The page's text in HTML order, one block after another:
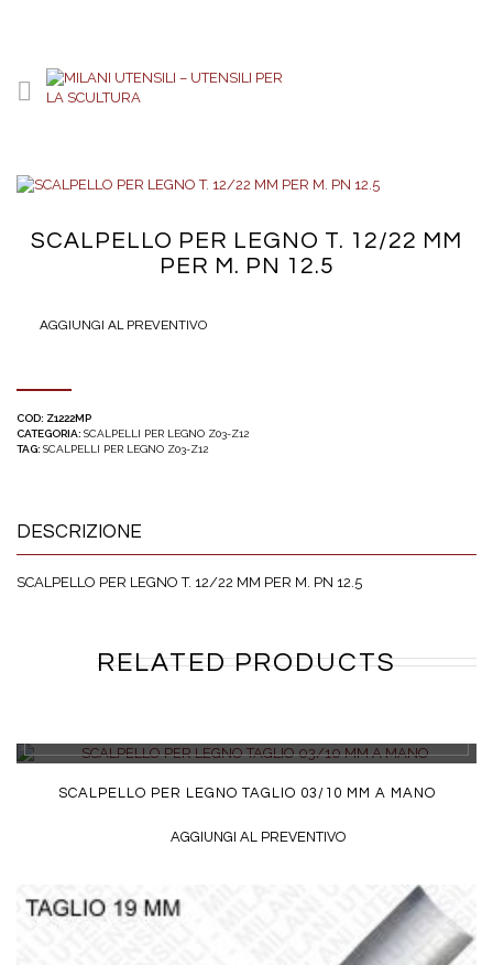
SCALPELLO PER LEGNO T. 12/22 MM
PER M. PN 12.5
AGGIUNGI AL PREVENTIVO
COD: Z1222MP
CATEGORIA: SCALPELLI PER LEGNO Z03-Z12
TAG: SCALPELLI PER LEGNO Z03-Z12
DESCRIZIONE
SCALPELLO PER LEGNO T. 12/22 MM PER M. PN 12.5
RELATED PRODUCTS
SCALPELLO PER LEGNO TAGLIO 03/10 MM A MANO
AGGIUNGI AL PREVENTIVO